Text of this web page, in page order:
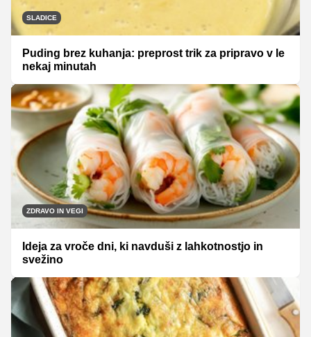
SLADICE
Puding brez kuhanja: preprost trik za pripravo v le
nekaj minutah
ZDRAVO IN VEGI
Ideja za vroče dni, ki navduši z lahkotnostjo in
svežino